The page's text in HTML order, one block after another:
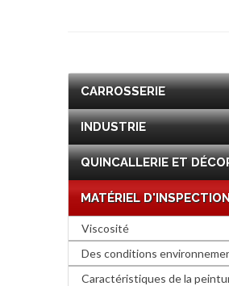
CARROSSERIE
INDUSTRIE
QUINCALLERIE ET
MATÉRIEL
Viscosité
Des conditions
Caractéristiques de la